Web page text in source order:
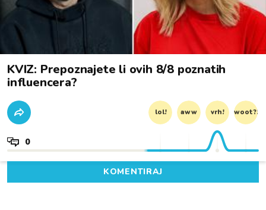
KVIZ: Prepoznajete li ovih 8/8 poznatih
influencera?
lol! aww vrh! woot?!
0
KOMENTIRAJ